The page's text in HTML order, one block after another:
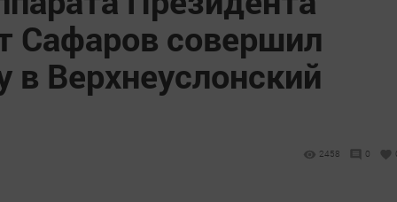
Сафаров совершил
в Верхнеуслонский
2458 0